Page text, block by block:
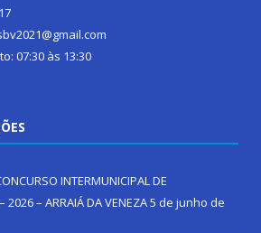
07:30 às 13:30
INTERMUNICIPAL DE
2026 – ARRAIÁ DA VENEZA5 de junho de